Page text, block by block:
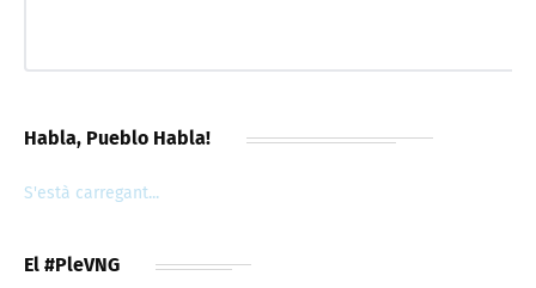
Habla, Pueblo Habla!
S'està carregant...
El #PleVNG